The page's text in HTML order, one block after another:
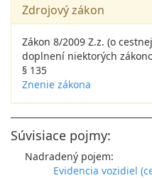
Zdrojový zákon
Zákon 8/2009 Z.z. (o
doplnení niektorých
§ 135
Znenie zákona
Súvisiace pojmy:
Nadradený pojem:
Evidencia vozidiel